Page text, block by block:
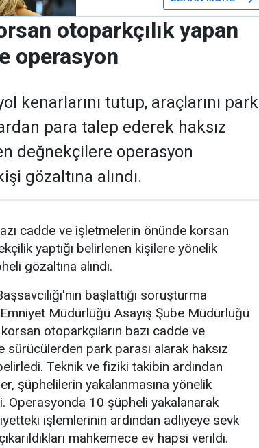
otoparkçılık yapan
operasyon
kenarlarını tutup, araçlarını park
para talep ederek haksız
değnekçilere operasyon
gözaltına alındı.
cadde ve işletmelerin önünde korsan
yaptığı belirlenen kişilere yönelik
gözaltına alındı.
başlattığı soruşturma
Müdürlüğü Asayiş Şube Müdürlüğü
otoparkçıların bazı cadde ve
park parası alarak haksız
Teknik ve fiziki takibin ardından
şüphelilerin yakalanmasına yönelik
Operasyonda 10 şüpheli yakalanarak
işlemlerinin ardından adliyeye sevk
mahkemece ev hapsi verildi.